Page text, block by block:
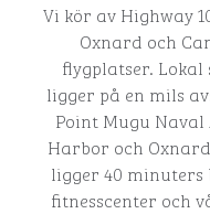
Vi kör av Highway
Oxnard och
flygplatser.
ligger på en mils
Point Mugu
Harbor och
ligger 40
fitnesscenter och